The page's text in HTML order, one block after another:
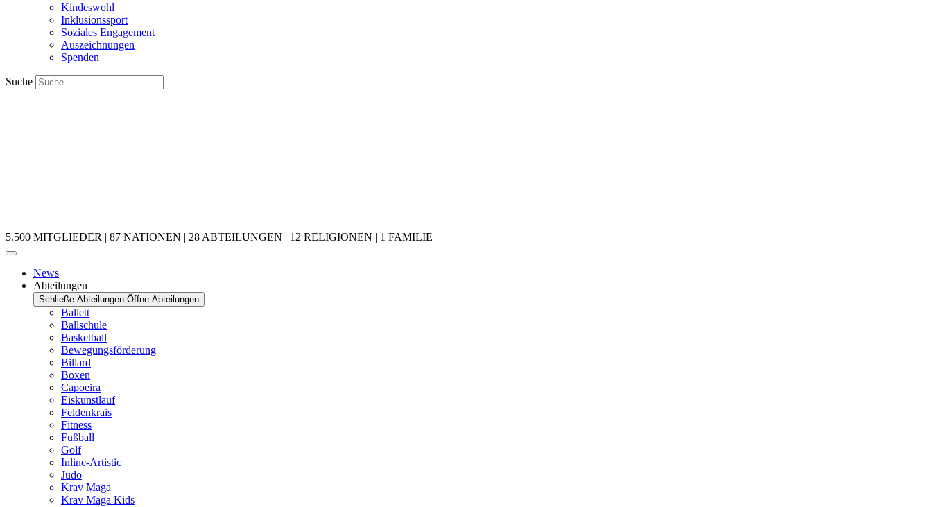
Kindeswohl
Inklusionssport
Soziales Engagement
Auszeichnungen
Spenden
Suche
5.500 MITGLIEDER | 87 NATIONEN | 28 ABTEILUNGEN | 12 RELIGIONEN | 1 FAMILIE
News
Abteilungen
Schließe Abteilungen Öffne Abteilungen
Ballett
Ballschule
Basketball
Bewegungsförderung
Billard
Boxen
Capoeira
Eiskunstlauf
Feldenkrais
Fitness
Fußball
Golf
Inline-Artistic
Judo
Krav Maga
Krav Maga Kids